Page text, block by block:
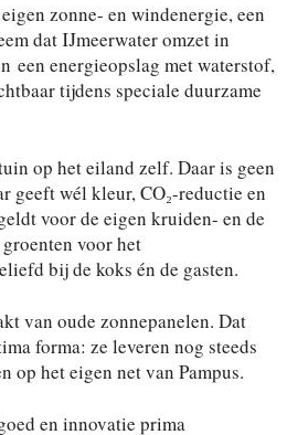
zonne- en windenergie, een
dat IJmeerwater omzet in
een energieopslag met waterstof,
tijdens speciale duurzame
op het eiland zelf. Daar is geen
geeft wél kleur, CO₂-reductie en
voor de eigen kruiden- en de
voor het
bij de koks én de gasten.
van oude zonnepanelen. Dat
forma: ze leveren nog steeds
op het eigen net van Pampus.
en innovatie prima